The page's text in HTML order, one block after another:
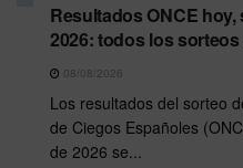
Resultados ONCE
2026: todos los sorteos
08/08/2026
Los resultados del sorteo
de Ciegos Españoles
de 2026 se...